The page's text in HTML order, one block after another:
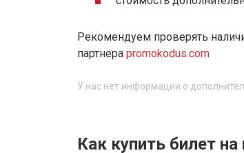
Рекомендуем проверять
партнера promokodus.com
У нас нет информации о
Как купить билет на